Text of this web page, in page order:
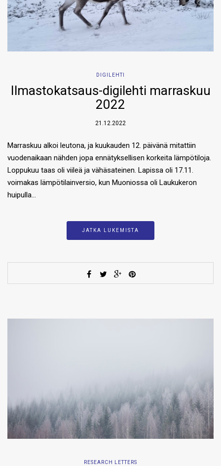
DIGILEHTI
Ilmastokatsaus-digilehti marraskuu
2022
21.12.2022
Marraskuu alkoi leutona, ja kuukauden 12. päivänä mitattiin
vuodenaikaan nähden jopa ennätyksellisen korkeita lämpötiloja.
Loppukuu taas oli viileä ja vähäsateinen. Lapissa oli 17.11.
voimakas lämpötilainversio, kun Muoniossa oli Laukukeron
huipulla…
JATKA LUKEMISTA
RESEARCH LETTERS